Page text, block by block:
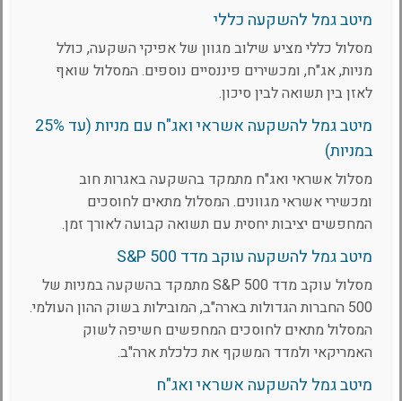
מיטב גמל להשקעה כללי
מסלול כללי מציע שילוב מגוון של אפיקי השקעה, כולל
מניות, אג"ח, ומכשירים פיננסיים נוספים. המסלול שואף
לאזן בין תשואה לבין סיכון.
מיטב גמל להשקעה אשראי ואג"ח עם מניות (עד 25%
במניות)
מסלול אשראי ואג"ח מתמקד בהשקעה באגרות חוב
ומכשירי אשראי מגוונים. המסלול מתאים לחוסכים
המחפשים יציבות יחסית עם תשואה קבועה לאורך זמן.
מיטב גמל להשקעה עוקב מדד S&P 500
מסלול עוקב מדד S&P 500 מתמקד בהשקעה במניות של
500 החברות הגדולות בארה"ב, המובילות בשוק ההון העולמי.
המסלול מתאים לחוסכים המחפשים חשיפה לשוק
האמריקאי ולמדד המשקף את כלכלת ארה"ב.
מיטב גמל להשקעה אשראי ואג"ח